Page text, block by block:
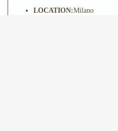
LOCATION:Milano